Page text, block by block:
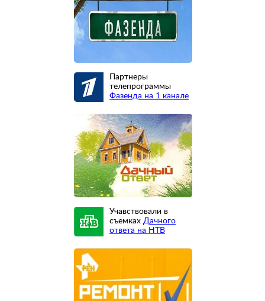
Партнеры
телепрограммы
Фазенда на 1 канале
Учавствовали в
съемках Дачного
ответа на НТВ